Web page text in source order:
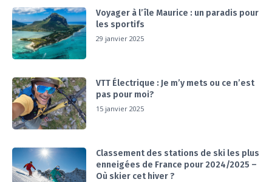
Voyager à l’île Maurice : un paradis pour
les sportifs
29 janvier 2025
VTT Électrique : Je m’y mets ou ce n’est
pas pour moi?
15 janvier 2025
Classement des stations de ski les plus
enneigées de France pour 2024/2025 –
Où skier cet hiver ?